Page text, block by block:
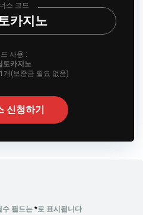
카지노
스 코드
사용 :
토카지노
개(보증금 필요 없음)
신청하기
수 필드는 *로 표시됩니다